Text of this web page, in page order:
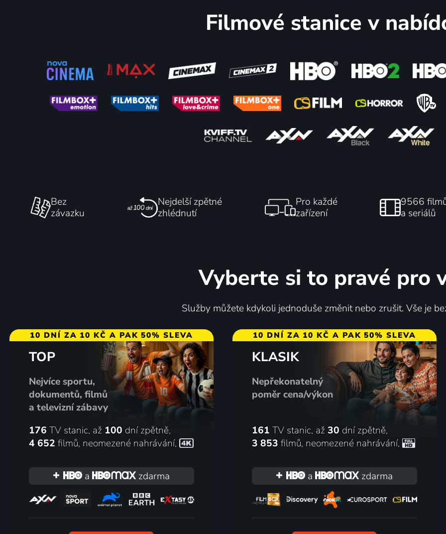
Filmové stanice v
Bez
závazku
Nejdelší zpětné
zhlédnutí
Pro každé
zařízení
9566
a seriálů
Vyberte si to pravé pro
Služby můžete kdykoli jednoduše změnit nebo zrušit. Vše je
10 DNÍ ZA 10 KČ A PAK 50% SLEVA
TOP
Nejvíce sportu,
dokumentů, filmů
a televizní zábavy
176 TV stanic, až 100 dní zpětně,
4 652 filmů, neomezené nahrávání,
a zdarma
10 DNÍ ZA 10 KČ A PAK 50% SLEVA
KLASIK
Nepřekonatelný
poměr cena/výkon
161 TV stanic, až 30 dní zpětně,
3 853 filmů, neomezené nahrávání,
a zdarma